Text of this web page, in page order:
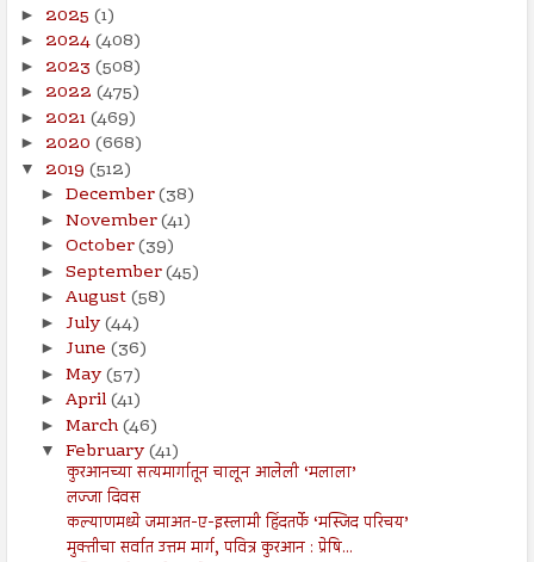
► 2025 (1)
► 2024(408)
► 2023 (508)
► 2022 (475)
► 2021(469)
► 2020 (668)
▼ 2019 (512)
► December(38)
► November(41)
► October(39)
► September(45)
► August(58)
► July(44)
► June (36)
► May(57)
► April(41)
► March(46)
▼ February(41)
कुरआनच्या सत्यमार्गातून चालून आलेली ‘मलाला’
लज्जा दिवस
कल्याणमध्ये जमाअत-ए-इस्लामी हिंदतर्फे ‘मस्जिद परिचय’
मुक्तीचा सर्वात उत्तम मार्ग, पवित्र कुरआन : प्रेषि...